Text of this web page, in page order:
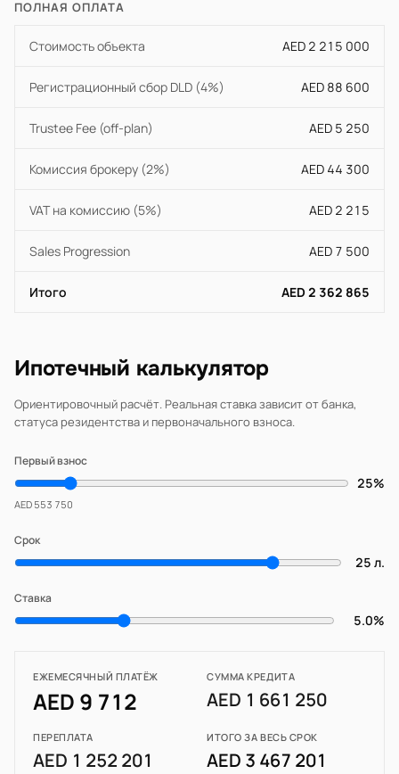
ПОЛНАЯ ОПЛАТА
Стоимость объекта AED 2 215 000
Регистрационный сбор DLD (4%) AED 88 600
Trustee Fee (off-plan) AED 5 250
Комиссия брокеру (2%) AED 44 300
VAT на комиссию (5%) AED 2 215
Sales Progression AED 7 500
Итого AED 2 362 865
Ипотечный калькулятор
Ориентировочный расчёт. Реальная ставка зависит от банка,
статуса резидентства и первоначального взноса.
Первый взнос
25%
AED 553 750
Срок
25 л.
Ставка
5.0%
ЕЖЕМЕСЯЧНЫЙ ПЛАТЁЖ
AED 9 712
СУММА КРЕДИТА
AED 1 661 250
ПЕРЕПЛАТА
AED 1 252 201
ИТОГО ЗА ВЕСЬ СРОК
AED 3 467 201